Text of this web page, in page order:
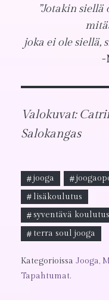
”Jotakin
joka ei ole siellä,
-
Valokuvat:
Salokangas
jooga
lisäkoulutus
syventävä koulutus
terra soul jooga
Kategorioissa Jooga,
Tapahtumat.